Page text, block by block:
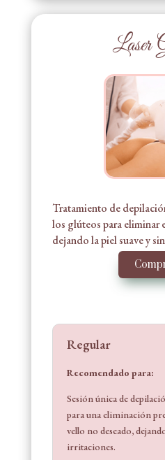
Laser
Tratamiento de
los glúteos para eliminar
dejando la piel suave y
Regular
Recomendado para:
Sesión única de
para una eliminación
vello no deseado,
irritaciones.